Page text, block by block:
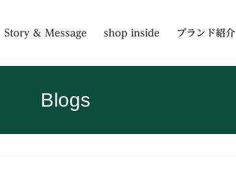
Story & Message shop inside ブランド紹介
Blogs